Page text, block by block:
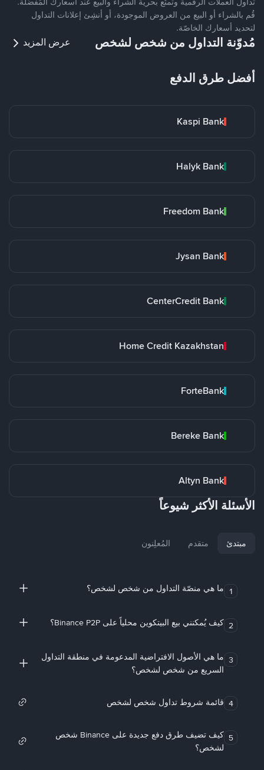
قُم بالشراء أو البيع من العروض الموجودة، أو أنشِئ إعلانات التداول
لتحديد أسعارك الخاصّة.
مُدوّنة التداول من شخص لشخص عرض المزيد
أفضل طرق الدفع
Kaspi Bank
Halyk Bank
Freedom Bank
Jysan Bank
CenterCredit Bank
Home Credit Kazakhstan
ForteBank
Bereke Bank
Altyn Bank
الأسئلة الأكثر شيوعاً
مبتدئ متقدم المُعلِنون
1 ما هي منصّة التداول من شخص لشخص؟
2 كيف يُمكنني بيع البيتكوين محلياً على Binance P2P؟
3 ما هي الأصول الافتراضية المدعومة في منطقة التداول
السريع من شخص لشخص؟
4 قائمة شروط تداول شخص لشخص
5
كيف تضيف طرق دفع جديدة على Binance شخص
لشخص؟